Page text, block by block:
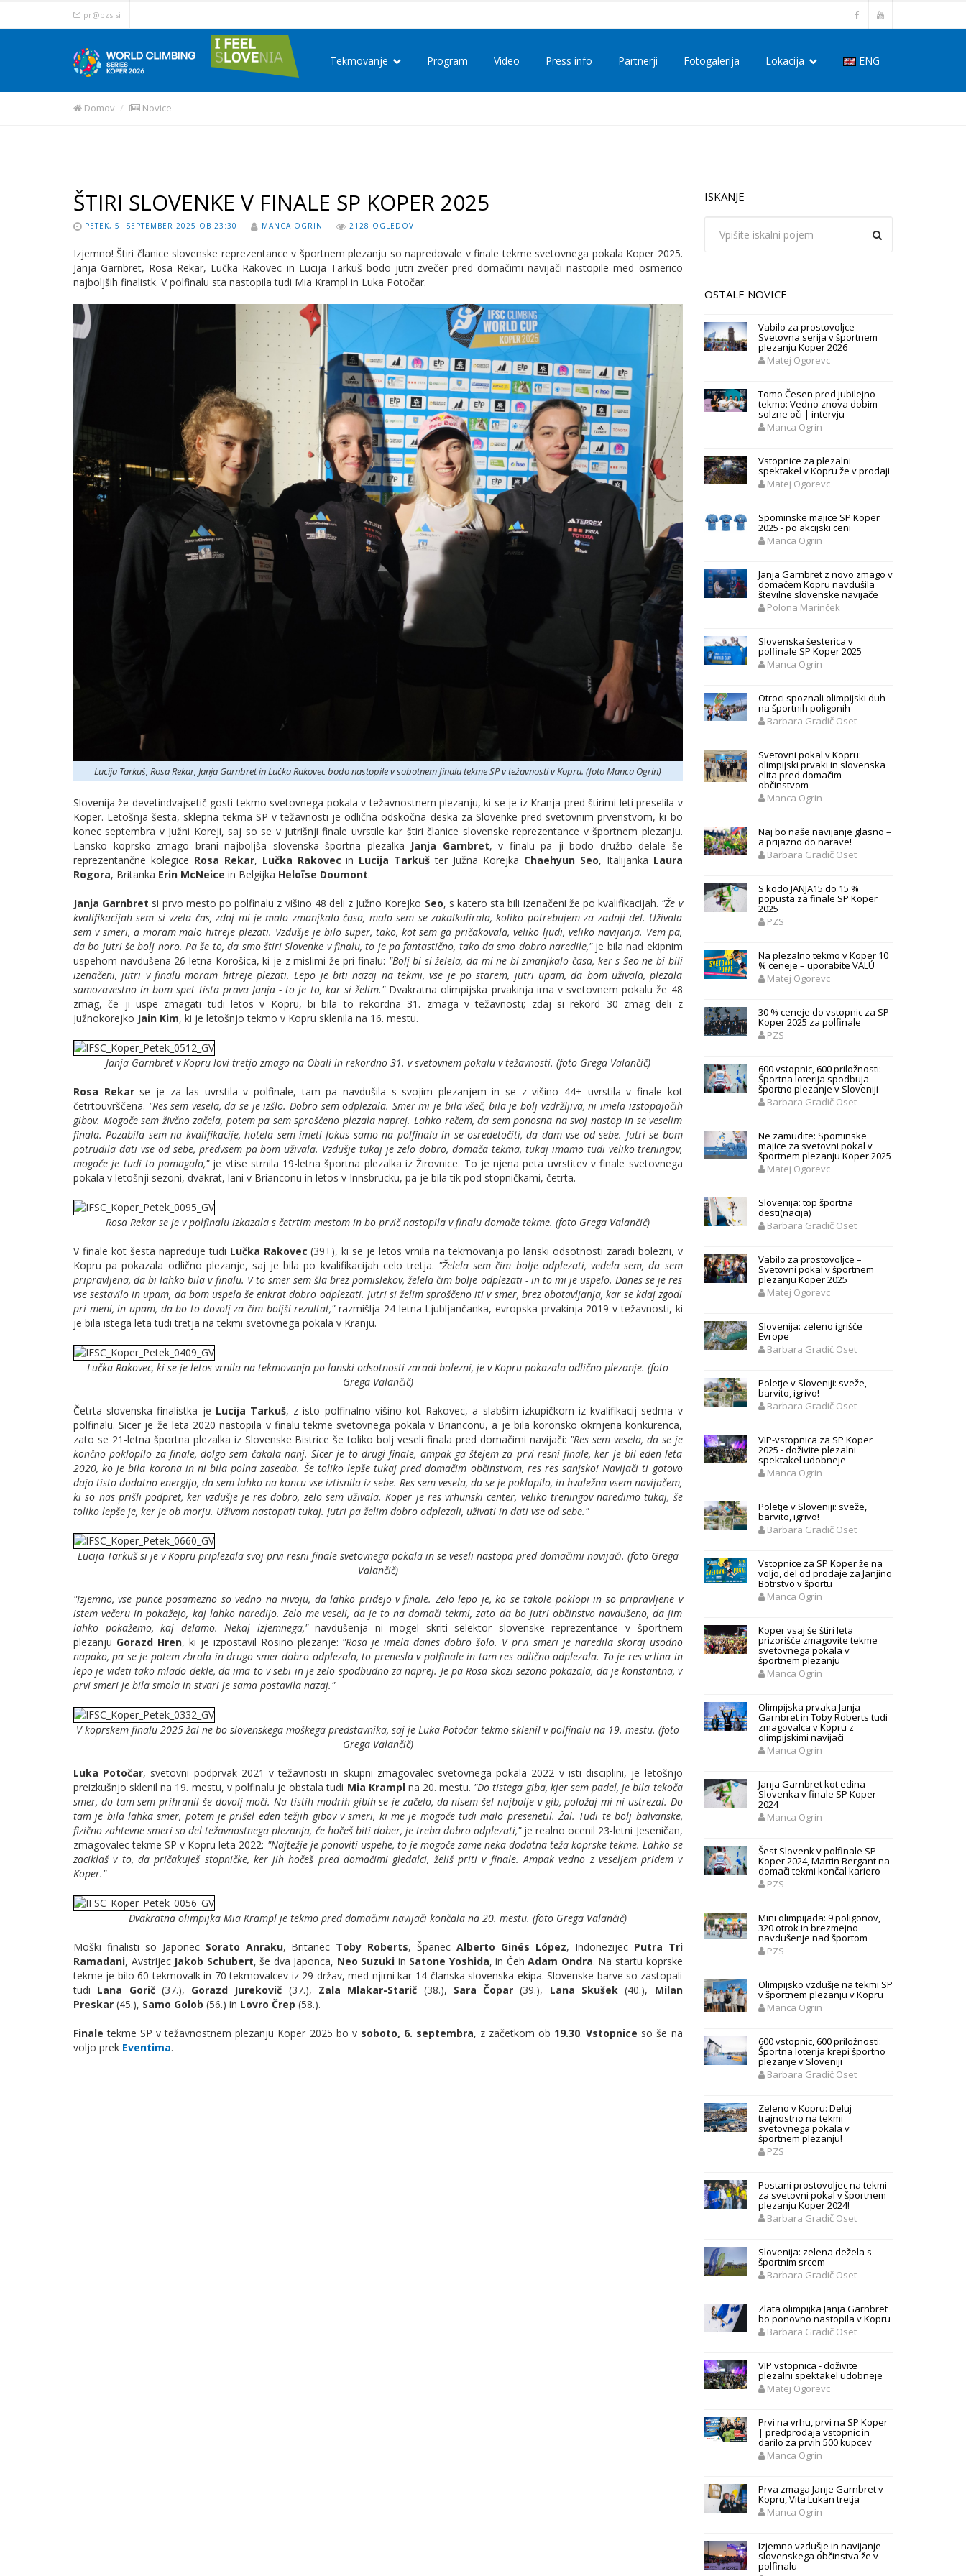
pr@pzs.si
Tekmovanje Program Video Press info Partnerji Fotogalerija Lokacija ENG
Domov Novice
ŠTIRI SLOVENKE V FINALE SP KOPER 2025
PETEK, 5. SEPTEMBER 2025 OB 23:30 MANCA OGRIN 2128 OGLEDOV
Izjemno! Štiri članice slovenske reprezentance v športnem plezanju so napredovale v finale tekme svetovnega pokala Koper 2025.
Janja Garnbret, Rosa Rekar, Lučka Rakovec in Lucija Tarkuš bodo jutri zvečer pred domačimi navijači nastopile med osmerico
najboljših finalistk. V polfinalu sta nastopila tudi Mia Krampl in Luka Potočar.
Lucija Tarkuš, Rosa Rekar, Janja Garnbret in Lučka Rakovec bodo nastopile v sobotnem finalu tekme SP v težavnosti v Kopru. (foto Manca Ogrin)
Slovenija že devetindvajsetič gosti tekmo svetovnega pokala v težavnostnem plezanju, ki se je iz Kranja pred štirimi leti preselila v
Koper. Letošnja šesta, sklepna tekma SP v težavnosti je odlična odskočna deska za Slovenke pred svetovnim prvenstvom, ki bo
konec septembra v Južni Koreji, saj so se v jutrišnji finale uvrstile kar štiri članice slovenske reprezentance v športnem plezanju.
Lansko koprsko zmago brani najboljša slovenska športna plezalka Janja Garnbret, v finalu pa ji bodo družbo delale še
reprezentančne kolegice Rosa Rekar, Lučka Rakovec in Lucija Tarkuš ter Južna Korejka Chaehyun Seo, Italijanka Laura
Rogora, Britanka Erin McNeice in Belgijka Heloïse Doumont.
Janja Garnbret si prvo mesto po polfinalu z višino 48 deli z Južno Korejko Seo, s katero sta bili izenačeni že po kvalifikacijah. "Že v
kvalifikacijah sem si vzela čas, zdaj mi je malo zmanjkalo časa, malo sem se zakalkulirala, koliko potrebujem za zadnji del. Uživala
sem v smeri, a moram malo hitreje plezati. Vzdušje je bilo super, tako, kot sem ga pričakovala, veliko ljudi, veliko navijanja. Vem pa,
da bo jutri še bolj noro. Pa še to, da smo štiri Slovenke v finalu, to je pa fantastično, tako da smo dobro naredile,"je bila nad ekipnim
uspehom navdušena 26-letna Korošica, ki je z mislimi že pri finalu: "Bolj bi si želela, da mi ne bi zmanjkalo časa, ker s Seo ne bi bili
izenačeni, jutri v finalu moram hitreje plezati. Lepo je biti nazaj na tekmi, vse je po starem, jutri upam, da bom uživala, plezala
samozavestno in bom spet tista prava Janja - to je to, kar si želim."Dvakratna olimpijska prvakinja ima v svetovnem pokalu že 48
zmag, če ji uspe zmagati tudi letos v Kopru, bi bila to rekordna 31. zmaga v težavnosti; zdaj si rekord 30 zmag deli z
Južnokorejko Jain Kim, ki je letošnjo tekmo v Kopru sklenila na 16. mestu.
Janja Garnbret v Kopru lovi tretjo zmago na Obali in rekordno 31. v svetovnem pokalu v težavnosti. (foto Grega Valančič)
Rosa Rekarse je za las uvrstila v polfinale, tam pa navdušila s svojim plezanjem in se z višino 44+ uvrstila v finale kot
četrtouvrščena. "Res sem vesela, da se je izšlo. Dobro sem odplezala. Smer mi je bila všeč, bila je bolj vzdržljiva, ni imela izstopajočih
gibov. Mogoče sem živčno začela, potem pa sem sproščeno plezala naprej. Lahko rečem, da sem ponosna na svoj nastop in se veselim
finala. Pozabila sem na kvalifikacije, hotela sem imeti fokus samo na polfinalu in se osredetočiti, da dam vse od sebe. Jutri se bom
potrudila dati vse od sebe, predvsem pa bom uživala. Vzdušje tukaj je zelo dobro, domača tekma, tukaj imamo tudi veliko treningov,
mogoče je tudi to pomagalo,"je vtise strnila 19-letna športna plezalka iz Žirovnice. To je njena peta uvrstitev v finale svetovnega
pokala v letošnji sezoni, dvakrat, lani v Brianconu in letos v Innsbrucku, pa je bila tik pod stopničkami, četrta.
Rosa Rekar se je v polfinalu izkazala s četrtim mestom in bo prvič nastopila v finalu domače tekme. (foto Grega Valančič)
V finale kot šesta napreduje tudi Lučka Rakovec (39+), ki se je letos vrnila na tekmovanja po lanski odsotnosti zaradi bolezni, v
Kopru pa pokazala odlično plezanje, saj je bila po kvalifikacijah celo tretja. "Želela sem čim bolje odplezati, vedela sem, da sem
pripravljena, da bi lahko bila v finalu. V to smer sem šla brez pomislekov, želela čim bolje odplezati - in to mi je uspelo. Danes se je res
vse sestavilo in upam, da bom uspela še enkrat dobro odplezati. Jutri si želim sproščeno iti v smer, brez obotavljanja, kar se kdaj zgodi
pri meni, in upam, da bo to dovolj za čim boljši rezultat,"razmišlja 24-letna Ljubljančanka, evropska prvakinja 2019 v težavnosti, ki
je bila istega leta tudi tretja na tekmi svetovnega pokala v Kranju.
Lučka Rakovec, ki se je letos vrnila na tekmovanja po lanski odsotnosti zaradi bolezni, je v Kopru pokazala odlično plezanje. (foto
Grega Valančič)
Četrta slovenska finalistka je Lucija Tarkuš, z isto polfinalno višino kot Rakovec, a slabšim izkupičkom iz kvalifikacij sedma v
polfinalu. Sicer je že leta 2020 nastopila v finalu tekme svetovnega pokala v Brianconu, a je bila koronsko okrnjena konkurenca,
zato se 21-letna športna plezalka iz Slovenske Bistrice še toliko bolj veseli finala pred domačimi navijači: "Res sem vesela, da se je
končno poklopilo za finale, dolgo sem čakala nanj. Sicer je to drugi finale, ampak ga štejem za prvi resni finale, ker je bil eden leta
2020, ko je bila korona in ni bila polna zasedba. Še toliko lepše tukaj pred domačim občinstvom, res res sanjsko! Navijači ti gotovo
dajo tisto dodatno energijo, da sem lahko na koncu vse iztisnila iz sebe. Res sem vesela, da se je poklopilo, in hvaležna vsem navijačem,
ki so nas prišli podpret, ker vzdušje je res dobro, zelo sem uživala. Koper je res vrhunski center, veliko treningov naredimo tukaj, še
toliko lepše je, ker je ob morju. Uživam nastopati tukaj. Jutri pa želim dobro odplezali, uživati in dati vse od sebe."
Lucija Tarkuš si je v Kopru priplezala svoj prvi resni finale svetovnega pokala in se veseli nastopa pred domačimi navijači. (foto Grega
Valančič)
"Izjemno, vse punce posamezno so vedno na nivoju, da lahko pridejo v finale. Zelo lepo je, ko se takole poklopi in so pripravljene v
istem večeru in pokažejo, kaj lahko naredijo. Zelo me veseli, da je to na domači tekmi, zato da bo jutri občinstvo navdušeno, da jim
lahko pokažemo, kaj delamo. Nekaj izjemnega,"navdušenja ni mogel skriti selektor slovenske reprezentance v športnem
plezanju Gorazd Hren, ki je izpostavil Rosino plezanje: "Rosa je imela danes dobro šolo. V prvi smeri je naredila skoraj usodno
napako, pa se je potem zbrala in drugo smer dobro odplezala, to prenesla v polfinale in tam res odlično odplezala. To je res vrlina in
lepo je videti tako mlado dekle, da ima to v sebi in je zelo spodbudno za naprej. Je pa Rosa skozi sezono pokazala, da je konstantna, v
prvi smeri je bila smola in stvari je sama postavila nazaj."
V koprskem finalu 2025 žal ne bo slovenskega moškega predstavnika, saj je Luka Potočar tekmo sklenil v polfinalu na 19. mestu. (foto
Grega Valančič)
Luka Potočar, svetovni podprvak 2021 v težavnosti in skupni zmagovalec svetovnega pokala 2022 v isti disciplini, je letošnjo
preizkušnjo sklenil na 19. mestu, v polfinalu je obstala tudi Mia Kramplna 20. mestu. "Do tistega giba, kjer sem padel, je bila tekoča
smer, do tam sem prihranil še dovolj moči. Na tistih modrih gibih se je začelo, da nisem šel najbolje v gib, položaj mi ni ustrezal. Do
tam je bila lahka smer, potem je prišel eden težjih gibov v smeri, ki me je mogoče tudi malo presenetil. Žal. Tudi te bolj balvanske,
fizično zahtevne smeri so del težavnostnega plezanja, če hočeš biti dober, je treba dobro odplezati,"je realno ocenil 23-letni Jeseničan,
zmagovalec tekme SP v Kopru leta 2022: "Najtežje je ponoviti uspehe, to je mogoče zame neka dodatna teža koprske tekme. Lahko se
zaciklaš v to, da pričakuješ stopničke, ker jih hočeš pred domačimi gledalci, želiš priti v finale. Ampak vedno z veseljem pridem v
Koper."
Dvakratna olimpijka Mia Krampl je tekmo pred domačimi navijači končala na 20. mestu. (foto Grega Valančič)
Moški finalisti so Japonec Sorato Anraku, Britanec Toby Roberts, ŠpanecAlberto Ginés López, Indonezijec Putra Tri
Ramadani, Avstrijec Jakob Schubert, še dva Japonca, Neo Suzuki in Satone Yoshida, in ČehAdam Ondra. Na startu koprske
tekme je bilo 60 tekmovalk in 70 tekmovalcev iz 29 držav, med njimi kar 14-članska slovenska ekipa. Slovenske barve so zastopali
tudi Lana Gorič (37.), Gorazd Jurekovič (37.), Zala Mlakar-Starič (38.), Sara Čopar (39.), Lana Skušek(40.), Milan
Preskar (45.), Samo Golob (56.) in Lovro Črep (58.).
Finale tekme SP v težavnostnem plezanju Koper 2025 bo v soboto, 6. septembra, z začetkom ob 19.30.Vstopnice so še na
voljo prek Eventima.
ISKANJE
OSTALE NOVICE
Vabilo za prostovoljce –
Svetovna serija v športnem
plezanju Koper 2026
Matej Ogorevc
Tomo Česen pred jubilejno
tekmo: Vedno znova dobim
solzne oči | intervju
Manca Ogrin
Vstopnice za plezalni
spektakel v Kopru že v prodaji
Matej Ogorevc
Spominske majice SP Koper
2025 - po akcijski ceni
Manca Ogrin
Janja Garnbret z novo zmago v
domačem Kopru navdušila
številne slovenske navijače
Polona Marinček
Slovenska šesterica v
polfinale SP Koper 2025
Manca Ogrin
Otroci spoznali olimpijski duh
na športnih poligonih
Barbara Gradič Oset
Svetovni pokal v Kopru:
olimpijski prvaki in slovenska
elita pred domačim
občinstvom
Manca Ogrin
Naj bo naše navijanje glasno –
a prijazno do narave!
Barbara Gradič Oset
S kodo JANJA15 do 15 %
popusta za finale SP Koper
2025
PZS
Na plezalno tekmo v Koper 10
% ceneje – uporabite VALÚ
Matej Ogorevc
30 % ceneje do vstopnic za SP
Koper 2025 za polfinale
PZS
600 vstopnic, 600 priložnosti:
Športna loterija spodbuja
športno plezanje v Sloveniji
Barbara Gradič Oset
Ne zamudite: Spominske
majice za svetovni pokal v
športnem plezanju Koper 2025
Matej Ogorevc
Slovenija: top športna
desti(nacija)
Barbara Gradič Oset
Vabilo za prostovoljce –
Svetovni pokal v športnem
plezanju Koper 2025
Matej Ogorevc
Slovenija: zeleno igrišče
Evrope
Barbara Gradič Oset
Poletje v Sloveniji: sveže,
barvito, igrivo!
Barbara Gradič Oset
VIP-vstopnica za SP Koper
2025 - doživite plezalni
spektakel udobneje
Manca Ogrin
Poletje v Sloveniji: sveže,
barvito, igrivo!
Barbara Gradič Oset
Vstopnice za SP Koper že na
voljo, del od prodaje za Janjino
Botrstvo v športu
Manca Ogrin
Koper vsaj še štiri leta
prizorišče zmagovite tekme
svetovnega pokala v
športnem plezanju
Manca Ogrin
Olimpijska prvaka Janja
Garnbret in Toby Roberts tudi
zmagovalca v Kopru z
olimpijskimi navijači
Manca Ogrin
Janja Garnbret kot edina
Slovenka v finale SP Koper
2024
Manca Ogrin
Šest Slovenk v polfinale SP
Koper 2024, Martin Bergant na
domači tekmi končal kariero
PZS
Mini olimpijada: 9 poligonov,
320 otrok in brezmejno
navdušenje nad športom
PZS
Olimpijsko vzdušje na tekmi SP
v športnem plezanju v Kopru
Manca Ogrin
600 vstopnic, 600 priložnosti:
Športna loterija krepi športno
plezanje v Sloveniji
Barbara Gradič Oset
Zeleno v Kopru: Deluj
trajnostno na tekmi
svetovnega pokala v
športnem plezanju!
PZS
Postani prostovoljec na tekmi
za svetovni pokal v športnem
plezanju Koper 2024!
Barbara Gradič Oset
Slovenija: zelena dežela s
športnim srcem
Barbara Gradič Oset
Zlata olimpijka Janja Garnbret
bo ponovno nastopila v Kopru
Barbara Gradič Oset
VIP vstopnica - doživite
plezalni spektakel udobneje
Matej Ogorevc
Prvi na vrhu, prvi na SP Koper
| predprodaja vstopnic in
darilo za prvih 500 kupcev
Manca Ogrin
Prva zmaga Janje Garnbret v
Kopru, Vita Lukan tretja
Manca Ogrin
Izjemno vzdušje in navijanje
slovenskega občinstva že v
polfinalu